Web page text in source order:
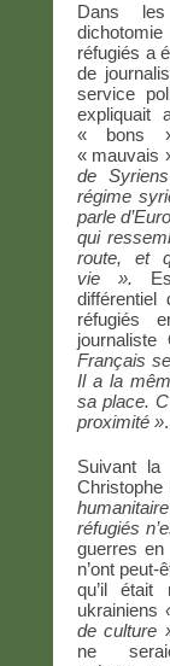
Dans
réfugiés a
de
service
expliquait
« bons
« mauvais
de
régime
parle
qui
route, et
vie ».
réfugiés
journaliste
Français
Il a la
sa place.
proximité ».
Suivant la
Christophe
réfugiés
guerres
n’ont
qu’il était
ukrainiens
de culture
ne